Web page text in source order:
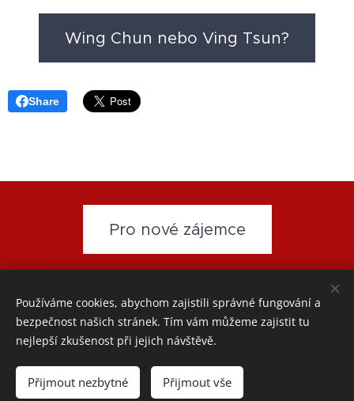
Wing Chun nebo Ving Tsun?
Share
Pro nové zájemce
www.wingchun-akademie.cz- email: wingchun-
akademie@seznam.cz
-Přihláška -Partneři - GDPR
Cookies
Čeština
Používáme cookies, abychom zajistili správné fungování a
bezpečnost našich stránek. Tím vám můžeme zajistit tu
nejlepší zkušenost při jejich návštěvě.
Přijmout nezbytné Přijmout vše